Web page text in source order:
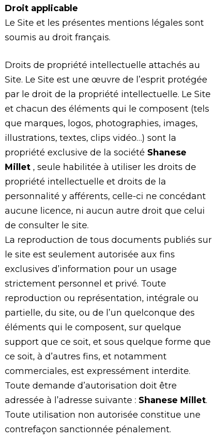
Droit applicable
Le Site et les présentes mentions légales sont
soumis au droit français.
Droits de propriété intellectuelle attachés au
Site. Le Site est une œuvre de l’esprit protégée
par le droit de la propriété intellectuelle. Le Site
et chacun des éléments qui le composent (tels
que marques, logos, photographies, images,
illustrations, textes, clips vidéo…) sont la
propriété exclusive de la société Shanese
Millet , seule habilitée à utiliser les droits de
propriété intellectuelle et droits de la
personnalité y afférents, celle-ci ne concédant
aucune licence, ni aucun autre droit que celui
de consulter le site.
La reproduction de tous documents publiés sur
le site est seulement autorisée aux fins
exclusives d’information pour un usage
strictement personnel et privé. Toute
reproduction ou représentation, intégrale ou
partielle, du site, ou de l’un quelconque des
éléments qui le composent, sur quelque
support que ce soit, et sous quelque forme que
ce soit, à d’autres fins, et notamment
commerciales, est expressément interdite.
Toute demande d’autorisation doit être
adressée à l’adresse suivante : Shanese Millet.
Toute utilisation non autorisée constitue une
contrefaçon sanctionnée pénalement.